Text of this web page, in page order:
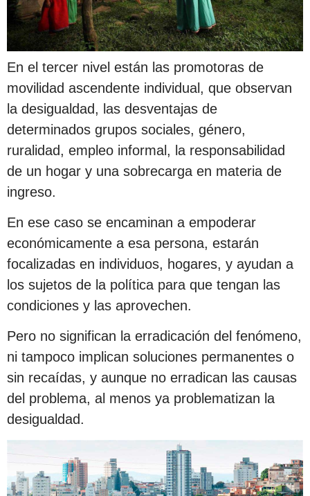
En el tercer nivel están las promotoras de
movilidad ascendente individual, que observan
la desigualdad, las desventajas de
determinados grupos sociales, género,
ruralidad, empleo informal, la responsabilidad
de un hogar y una sobrecarga en materia de
ingreso.
En ese caso se encaminan a empoderar
económicamente a esa persona, estarán
focalizadas en individuos, hogares, y ayudan a
los sujetos de la política para que tengan las
condiciones y las aprovechen.
Pero no significan la erradicación del fenómeno,
ni tampoco implican soluciones permanentes o
sin recaídas, y aunque no erradican las causas
del problema, al menos ya problematizan la
desigualdad.